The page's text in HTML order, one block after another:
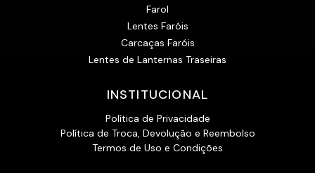
Farol
Lentes Faróis
Carcaças Faróis
Lentes de Lanternas Traseiras
INSTITUCIONAL
Política de Privacidade
Política de Troca, Devolução e Reembolso
Termos de Uso e Condições